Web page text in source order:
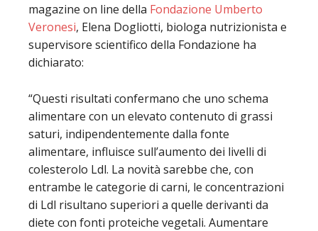
magazine on line della Fondazione Umberto
Veronesi, Elena Dogliotti, biologa nutrizionista e
supervisore scientifico della Fondazione ha
dichiarato:
“Questi risultati confermano che uno schema
alimentare con un elevato contenuto di grassi
saturi, indipendentemente dalla fonte
alimentare, influisce sull’aumento dei livelli di
colesterolo Ldl. La novità sarebbe che, con
entrambe le categorie di carni, le concentrazioni
di Ldl risultano superiori a quelle derivanti da
diete con fonti proteiche vegetali. Aumentare